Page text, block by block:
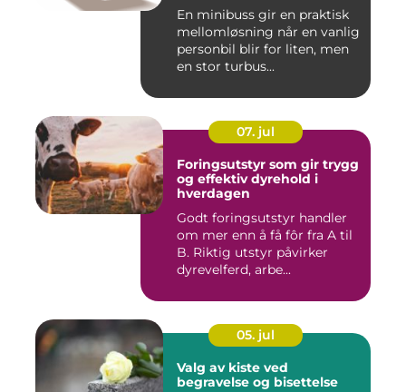
En minibuss gir en praktisk
mellomløsning når en vanlig
personbil blir for liten, men
en stor turbus...
07. jul
Foringsutstyr som gir trygg
og effektiv dyrehold i
hverdagen
Godt foringsutstyr handler
om mer enn å få fôr fra A til
B. Riktig utstyr påvirker
dyrevelferd, arbe...
05. jul
Valg av kiste ved
begravelse og bisettelse